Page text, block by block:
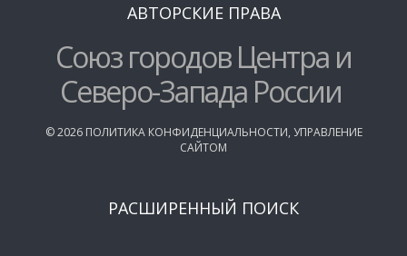
АВТОРСКИЕ ПРАВА
Союз городов Центра и
Северо-Запада России
©2026 ПОЛИТИКА КОНФИДЕНЦИАЛЬНОСТИ, УПРАВЛЕНИЕ
САЙТОМ
РАСШИРЕННЫЙ ПОИСК